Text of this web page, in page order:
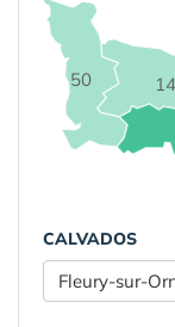
14
50
CALVADOS
Fleury-sur-